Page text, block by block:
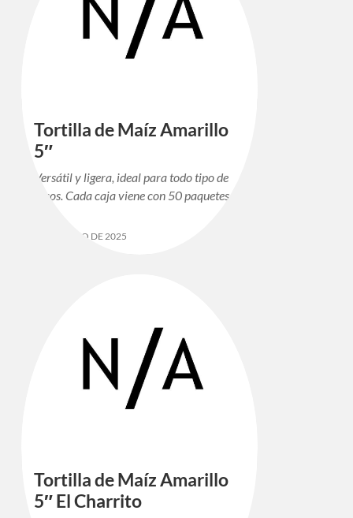
Tortilla de Maíz Amarillo
5″
Versátil y ligera, ideal para todo tipo de
tacos. Cada caja viene con 50 paquetes.
12 DE MAYO DE 2025
Tortilla de Maíz Amarillo
5″ El Charrito